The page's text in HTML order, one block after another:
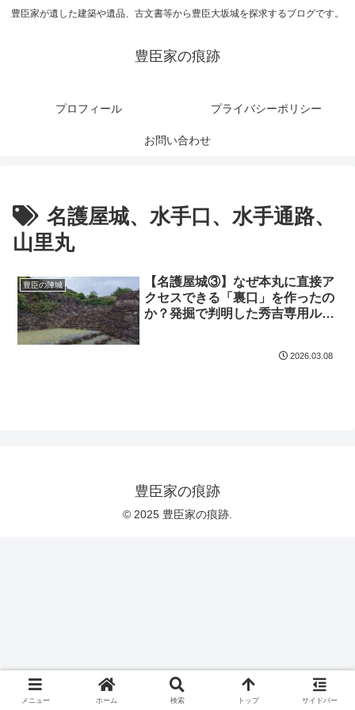
豊臣家が遺した建築や遺品、古文書等から豊臣大坂城を探求するブログです。
豊臣家の痕跡
プロフィール プライバシーポリシー
お問い合わせ
名護屋城、水手口、水手通路、
山里丸
豊臣の陣城
【名護屋城③】なぜ本丸に直接ア
クセスできる「裏口」を作ったの
か？発掘で判明した秀吉専用ルー
2026.03.08
豊臣家の痕跡
© 2025 豊臣家の痕跡.
メニュー ホーム 検索 トップ サイドバー